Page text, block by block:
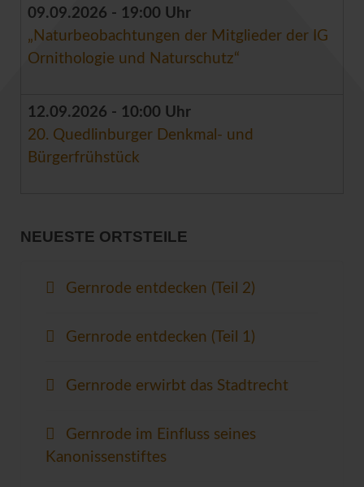
09.09.2026 - 19:00 Uhr
„Naturbeobachtungen der Mitglieder der IG
Ornithologie und Naturschutz“
12.09.2026 - 10:00 Uhr
20. Quedlinburger Denkmal- und
Bürgerfrühstück
NEUESTE ORTSTEILE
Gernrode entdecken (Teil 2)
Gernrode entdecken (Teil 1)
Gernrode erwirbt das Stadtrecht
Gernrode im Einfluss seines
Kanonissenstiftes